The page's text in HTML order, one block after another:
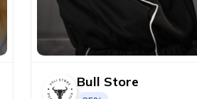
Bull Store